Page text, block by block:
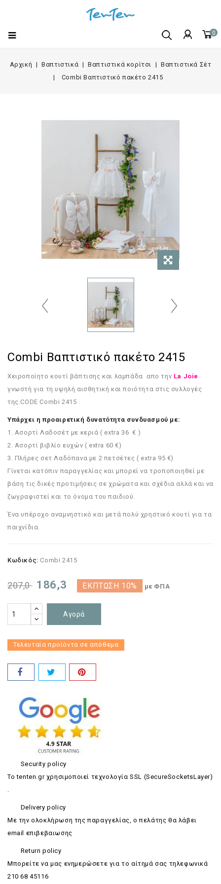
0
Αρχική Βαπτιστικά Βαπτιστικά κορίτσι
Βαπτιστικά Σέτ
Combi Βαπτιστικό πακέτο 2415
Combi Βαπτιστικό πακέτο 2415
Χειροποίητο κουτί βάπτισης και λαμπάδα απο την La Joie
γνωστή για τη υψηλή αισθητική και ποιότητα στις συλλογές
της.CODE Combi 2415
Υπάρχει η προαιρετική δυνατότητα συνδυασμού με:
1. Ασορτί Λαδοσέτ με κεριά ( extra 36 € )
2. Ασορτί βιβλίο ευχών ( extra 60 €)
3. Πλήρες σετ Λαδόπανα με 2 πετσέτες ( extra 95 €)
Γίνεται κατόπιν παραγγελίας και μπορεί να τροποποιηθεί με
βάση τις δικές προτιμήσεις σε χρώματα και σχέδια αλλά και να
ζωγραφιστεί και το όνομα του παιδιού.
Ένα υπέροχο αναμνηστικό και μετά πολύ χρηστικό κουτί για τα
παιχνίδια.
Κωδικός: Combi 2415
207,0 186,3 ΈΚΠΤΩΣΗ 10% με ΦΠΑ
Αγορά
Τελευταία προϊόντα σε απόθεμα
Security policy
Το tenten.gr χρησιμοποιεί τεχνολογία SSL (SecureSocketsLayer)
.
Delivery policy
Με την ολοκλήρωση της παραγγελίας, ο πελάτης θα λάβει
email επιβεβαιωσης
Return policy
Mπορείτε να μας ενημερώσετε για το αίτημά σας τηλεφωνικά
210 68 45116